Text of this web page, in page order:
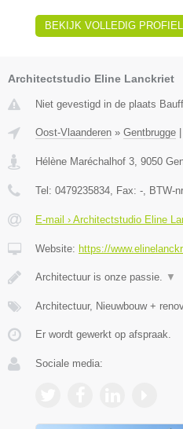
BEKIJK VOLLEDIG PROFIEL
Architectstudio Eline Lanckriet
Niet gevestigd in de plaats
Oost-Vlaanderen » Gentbrugge
Hélène Maréchalhof 3 9050
Tel: 0479235834 , Fax: - , BTW-
E-mail › Architectstudio Eline
Website: https://
Architectuur is onze passie. ▼
Architectuur, Nieuwbouw +
Er wordt gewerkt op afspraak.
Sociale media: